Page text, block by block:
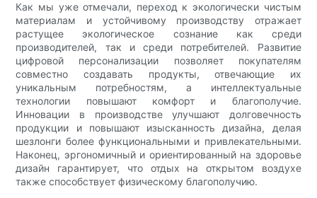
Как мы уже отмечали, переход к экологически чистым
материалам и устойчивому производству отражает
растущее экологическое сознание как среди
производителей, так и среди потребителей. Развитие
цифровой персонализации позволяет покупателям
совместно создавать продукты, отвечающие их
уникальным потребностям, а интеллектуальные
технологии повышают комфорт и благополучие.
Инновации в производстве улучшают долговечность
продукции и повышают изысканность дизайна, делая
шезлонги более функциональными и привлекательными.
Наконец, эргономичный и ориентированный на здоровье
дизайн гарантирует, что отдых на открытом воздухе
также способствует физическому благополучию.